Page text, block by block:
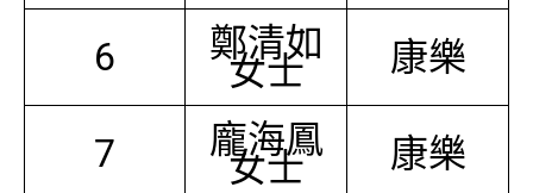
6 鄭清如
女士 康樂
7 龐海鳳
女士 康樂